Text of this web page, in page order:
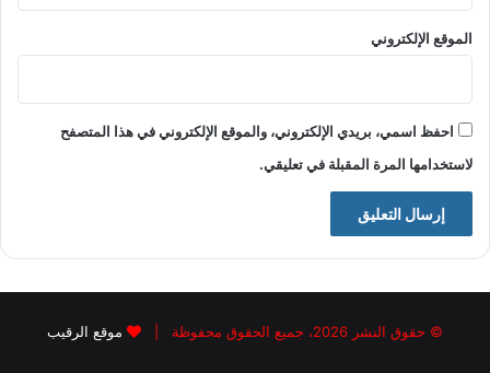
الموقع الإلكتروني
احفظ اسمي، بريدي الإلكتروني، والموقع الإلكتروني في هذا المتصفح
لاستخدامها المرة المقبلة في تعليقي.
© حقوق النشر 2026، جميع الحقوق محفوظة | موقع الرقيب